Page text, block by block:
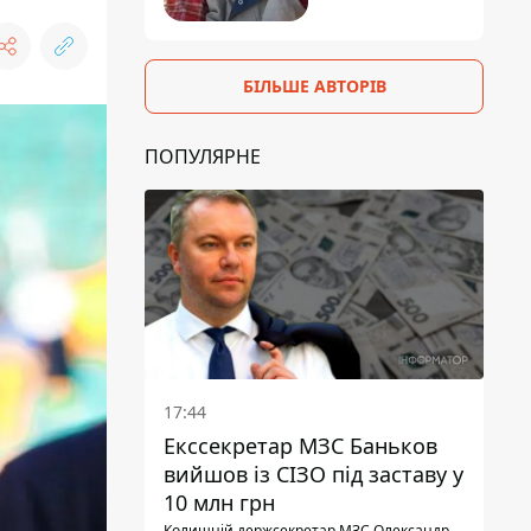
БІЛЬШЕ АВТОРІВ
ПОПУЛЯРНЕ
17:44
Екссекретар МЗС Баньков
вийшов із СІЗО під заставу у
10 млн грн